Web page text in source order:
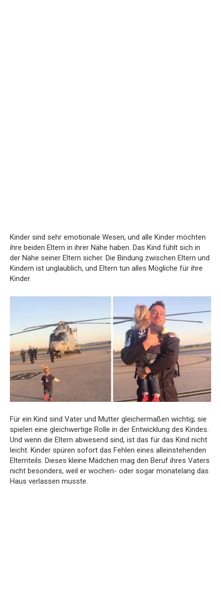
Kinder sind sehr emotionale Wesen, und alle Kinder möchten
ihre beiden Eltern in ihrer Nähe haben. Das Kind fühlt sich in
der Nähe seiner Eltern sicher. Die Bindung zwischen Eltern und
Kindern ist unglaublich, und Eltern tun alles Mögliche für ihre
Kinder.
Für ein Kind sind Vater und Mutter gleichermaßen wichtig; sie
spielen eine gleichwertige Rolle in der Entwicklung des Kindes.
Und wenn die Eltern abwesend sind, ist das für das Kind nicht
leicht. Kinder spüren sofort das Fehlen eines alleinstehenden
Elternteils. Dieses kleine Mädchen mag den Beruf ihres Vaters
nicht besonders, weil er wochen- oder sogar monatelang das
Haus verlassen musste.